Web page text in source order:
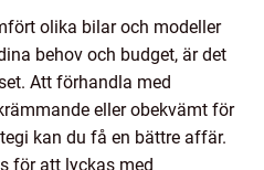
olika bilar och modeller
behov och budget, är det
Att förhandla med
eller obekvämt för
kan du få en bättre affär.
för att lyckas med